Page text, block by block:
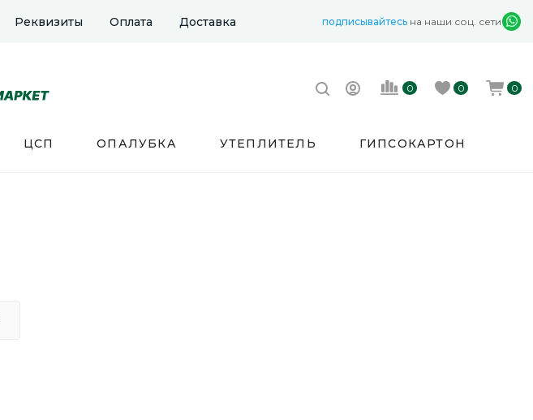
Реквизиты Оплата Доставка подписывайтесь на наши соц. сети
0 0 0
ЦСП ОПАЛУБКА УТЕПЛИТЕЛЬ ГИПСОКАРТОН